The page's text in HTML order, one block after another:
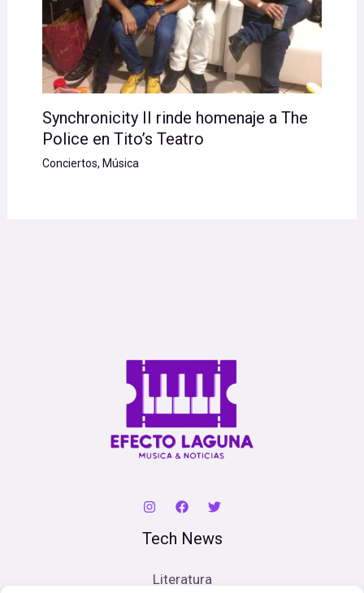
Synchronicity II rinde homenaje a The
Police en Tito’s Teatro
Conciertos, Música
Tech News
Literatura